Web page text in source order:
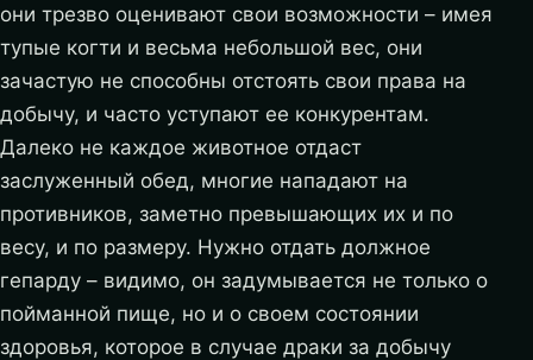
они трезво оценивают свои возможности – имея
тупые когти и весьма небольшой вес, они
зачастую не способны отстоять свои права на
добычу, и часто уступают ее конкурентам.
Далеко не каждое животное отдаст
заслуженный обед, многие нападают на
противников, заметно превышающих их и по
весу, и по размеру. Нужно отдать должное
гепарду – видимо, он задумывается не только о
пойманной пище, но и о своем состоянии
здоровья, которое в случае драки за добычу